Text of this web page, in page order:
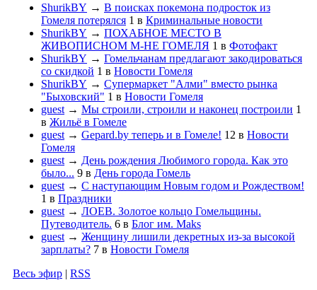
ShurikBY → В поисках покемона подросток из
Гомеля потерялся 1 в Криминальные новости
ShurikBY → ПОХАБНОЕ МЕСТО В
ЖИВОПИСНОМ М-НЕ ГОМЕЛЯ 1 в Фотофакт
ShurikBY → Гомельчанам предлагают закодироваться
со скидкой 1 в Новости Гомеля
ShurikBY → Супермаркет "Алми" вместо рынка
"Быховский" 1 в Новости Гомеля
guest → Мы строили, строили и наконец построили 1
в Жильё в Гомеле
guest → Gepard.by теперь и в Гомеле! 12 в Новости
Гомеля
guest → День рождения Любимого города. Как это
было... 9 в День города Гомель
guest → С наступающим Новым годом и Рождеством!
1 в Праздники
guest → ЛОЕВ. Золотое кольцо Гомельщины.
Путеводитель. 6 в Блог им. Maks
guest → Женщину лишили декретных из-за высокой
зарплаты? 7 в Новости Гомеля
Весь эфир | RSS